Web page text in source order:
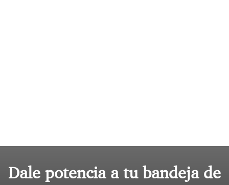
Dale potencia a tu bandeja de